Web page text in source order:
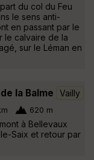
du col du Feu
le sens anti-
en passant par le
le calvaire de la
sur le Léman en
la Balme Vailly
620 m
à Bellevaux
Saix et retour par